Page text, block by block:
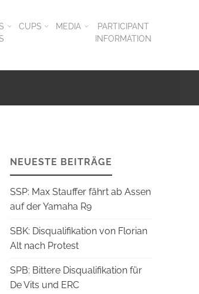
CUPS MEDIA
PARTICIPANT
INFORMATION
NEUESTE BEITRÄGE
SSP: Max Stauffer fährt ab Assen
auf der Yamaha R9
SBK: Disqualifikation von Florian
Alt nach Protest
SPB: Bittere Disqualifikation für
De Vits und ERC